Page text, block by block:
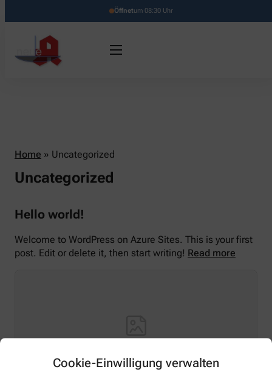
Cookie-Einwilligung verwalten
Öffnetum 08:30 Uhr
Home » Uncategorized
Uncategorized
Hello world!
Welcome to WordPress on Azure Sites. This is your first
post. Edit or delete it, then start writing! Read more